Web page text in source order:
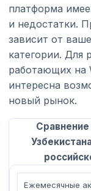
платформа
и недостатки.
зависит от
категории. Для
работающих на
интересна
новый рынок.
Ежемесячные